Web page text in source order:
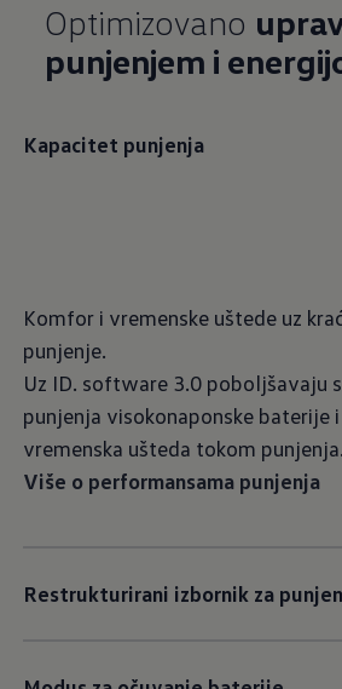
Optimizovano
punjenjem i
Kapacitet punjenja
Komfor i vremenske uštede uz
punjenje.
Uz ID. software 3.0 poboljšavaju
punjenja visokonaponske baterije
vremenska ušteda tokom punjenja.
Više o performansama punjenja
Restrukturirani izbornik za